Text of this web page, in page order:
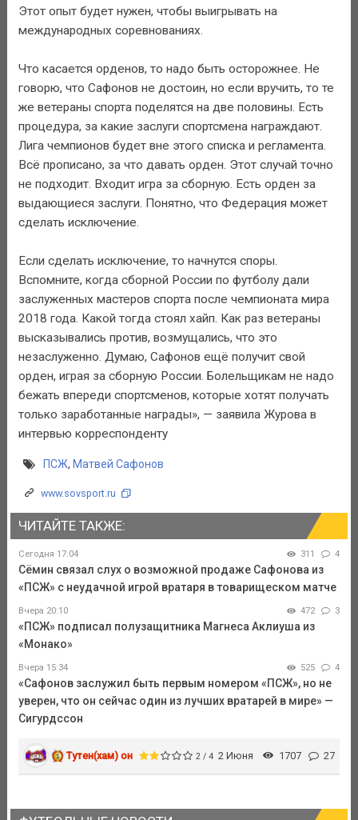
Этот опыт будет нужен, чтобы выигрывать на
международных соревнованиях.
Что касается орденов, то надо быть осторожнее. Не
говорю, что Сафонов не достоин, но если вручить, то те
же ветераны спорта поделятся на две половины. Есть
процедура, за какие заслуги спортсмена награждают.
Лига чемпионов будет вне этого списка и регламента.
Всё прописано, за что давать орден. Этот случай точно
не подходит. Входит игра за сборную. Есть орден за
выдающиеся заслуги. Понятно, что Федерация может
сделать исключение.
Если сделать исключение, то начнутся споры.
Вспомните, когда сборной России по футболу дали
заслуженных мастеров спорта после чемпионата мира
2018 года. Какой тогда стоял хайп. Как раз ветераны
высказывались против, возмущались, что это
незаслуженно. Думаю, Сафонов ещё получит свой
орден, играя за сборную России. Болельщикам не надо
бежать впереди спортсменов, которые хотят получать
только заработанные награды», — заявила Журова в
интервью корреспонденту
ПСЖ, Матвей Сафонов
www.sovsport.ru
ЧИТАЙТЕ ТАКЖЕ:
Сегодня 17:04 311 4
Сёмин связал слух о возможной продаже Сафонова из
«ПСЖ» с неудачной игрой вратаря в товарищеском матче
Вчера 20:10 472 3
«ПСЖ» подписал полузащитника Магнеса Аклиуша из
«Монако»
Вчера 15:34 525 4
«Сафонов заслужил быть первым номером «ПСЖ», но не
уверен, что он сейчас один из лучших вратарей в мире» —
Сигурдссон
Тутен(хам) он 2 / 4 2 Июня 1707 27